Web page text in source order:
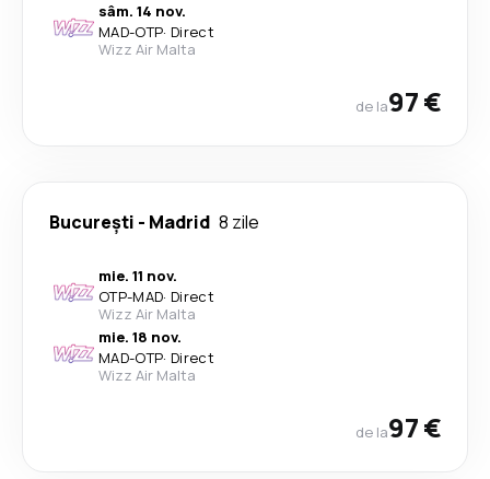
sâm. 14 nov.
MAD-OTP· Direct
Wizz Air Malta
de la97 €
București - Madrid 8 zile
mie. 11 nov.
OTP-MAD· Direct
Wizz Air Malta
mie. 18 nov.
MAD-OTP· Direct
Wizz Air Malta
de la97 €